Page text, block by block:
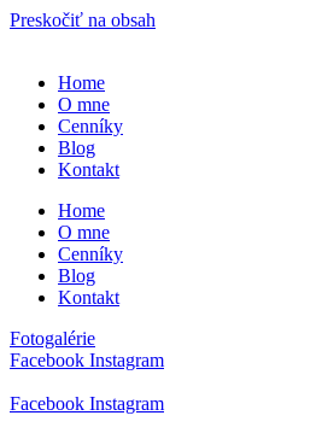
Preskočiť na obsah
Home
O mne
Cenníky
Blog
Kontakt
Home
O mne
Cenníky
Blog
Kontakt
Fotogalérie
Facebook Instagram
Facebook Instagram